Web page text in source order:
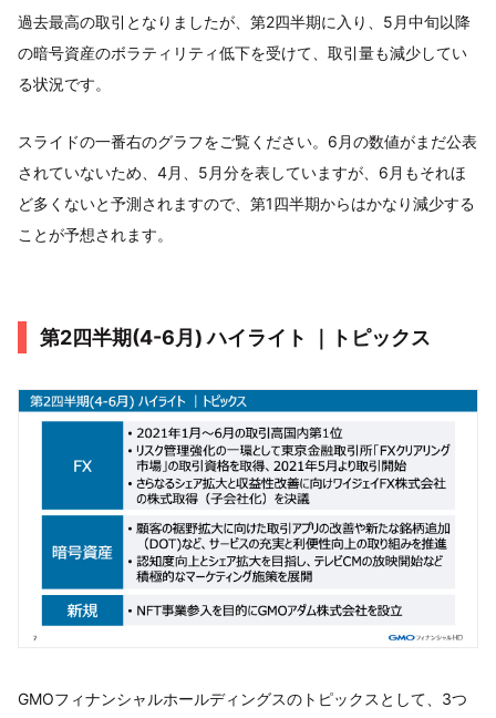
過去最高の取引となりましたが、第2四半期に入り、5月中旬以降
の暗号資産のボラティリティ低下を受けて、取引量も減少してい
る状況です。
スライドの一番右のグラフをご覧ください。6月の数値がまだ公表
されていないため、4月、5月分を表していますが、6月もそれほ
ど多くないと予測されますので、第1四半期からはかなり減少する
ことが予想されます。
第2四半期(4-6月) ハイライト ｜トピックス
GMOフィナンシャルホールディングスのトピックスとして、3つ